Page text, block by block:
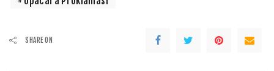
SHARE ON